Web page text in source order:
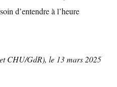
d’entendre à l’heure
CHU/GdR), le 13 mars 2025